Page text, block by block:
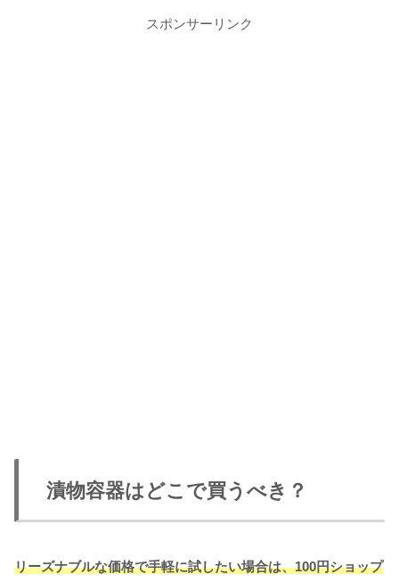
スポンサーリンク
漬物容器はどこで買うべき？
リーズナブルな価格で手軽に試したい場合は、100円ショップ